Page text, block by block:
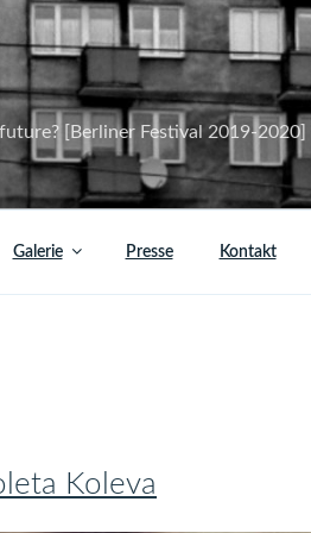
[Berliner Festival 2019-2020]
Galerie Presse Kontakt
Koleva